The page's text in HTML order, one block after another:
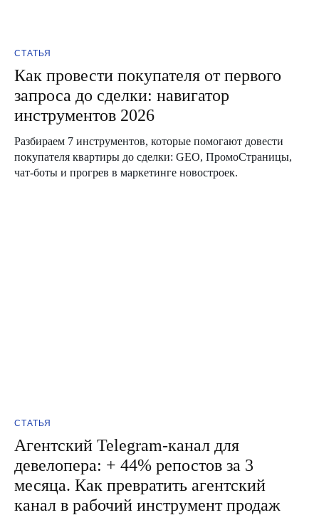
СТАТЬЯ
Как провести покупателя от первого
запроса до сделки: навигатор
инструментов 2026
Разбираем 7 инструментов, которые помогают довести
покупателя квартиры до сделки: GEO, ПромоСтраницы,
чат-боты и прогрев в маркетинге новостроек.
СТАТЬЯ
Агентский Telegram-канал для
девелопера: + 44% репостов за 3
месяца. Как превратить агентский
канал в рабочий инструмент продаж
ул. Малышева
офис 703
Резиденты
VK
Youtube